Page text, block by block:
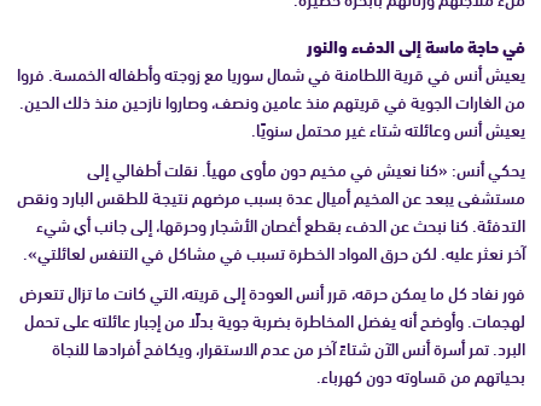
في حاجة ماسة إلى الدفء والنور
يعيش أنس في قرية اللطامنة في شمال سوريا مع زوجته وأطفاله الخمسة. فروا
من الغارات الجوية في قريتهم منذ عامين ونصف، وصاروا نازحين منذ ذلك الحين.
يعيش أنس وعائلته شتاء غير محتمل سنويًا.
يحكي أنس: «كنا نعيش في مخيم دون مأوى مهيأ. نقلت أطفالي إلى
مستشفى يبعد عن المخيم أميال عدة بسبب مرضهم نتيجة للطقس البارد ونقص
التدفئة. كنا نبحث عن الدفء بقطع أغصان الأشجار وحرقها، إلى جانب أي شيء
آخر نعثر عليه. لكن حرق المواد الخطرة تسبب في مشاكل في التنفس لعائلتي».
فور نفاد كل ما يمكن حرقه، قرر أنس العودة إلى قريته، التي كانت ما تزال تتعرض
لهجمات. وأوضح أنه يفضل المخاطرة بضربة جوية بدلًا من إجبار عائلته على تحمل
البرد. تمر أسرة أنس الآن شتاءً آخر من عدم الاستقرار، ويكافح أفرادها للنجاة
بحياتهم من قساوته دون كهرباء.